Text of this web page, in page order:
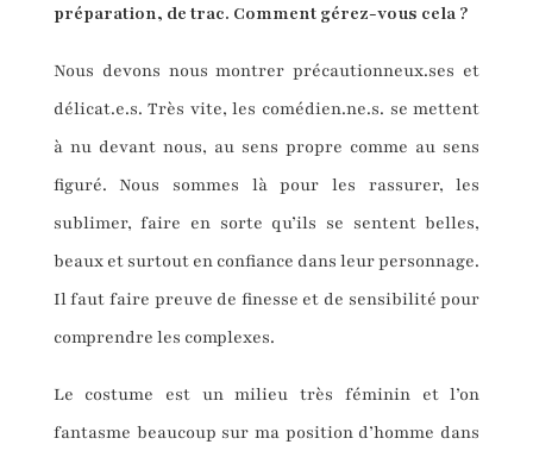
préparation, de trac. Comment gérez-vous cela ?
Nous devons nous montrer précautionneux.ses et
délicat.e.s. Très vite, les comédien.ne.s. se mettent
à nu devant nous, au sens propre comme au sens
figuré. Nous sommes là pour les rassurer, les
sublimer, faire en sorte qu’ils se sentent belles,
beaux et surtout en confiance dans leur personnage.
Il faut faire preuve de finesse et de sensibilité pour
comprendre les complexes.
Le costume est un milieu très féminin et l’on
fantasme beaucoup sur ma position d’homme dans